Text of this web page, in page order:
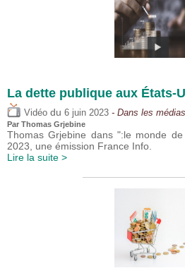
La dette publique aux États-
Vidéo du 6 juin 2023 - Dans les médias
Par Thomas Grjebine
Thomas Grjebine dans ":le monde
2023, une émission France Info.
Lire la suite >